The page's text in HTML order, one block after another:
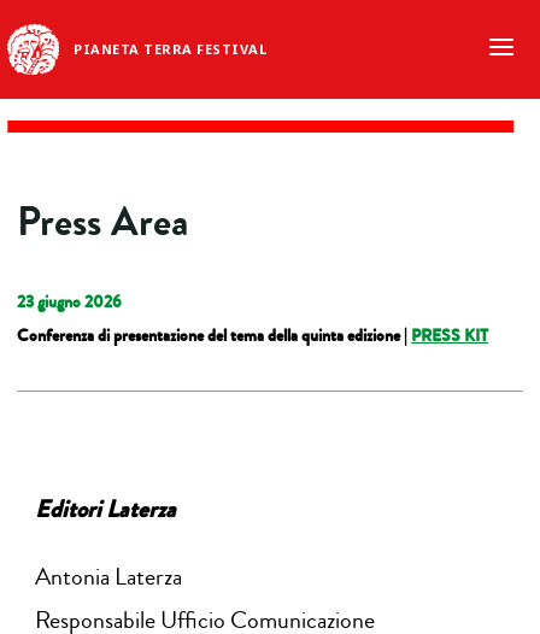
PIANETA TERRA FESTIVAL
Press Area
23 giugno 2026
Conferenza di presentazione del tema della quinta edizione |PRESS KIT
Editori Laterza
Antonia Laterza
Responsabile Ufficio Comunicazione